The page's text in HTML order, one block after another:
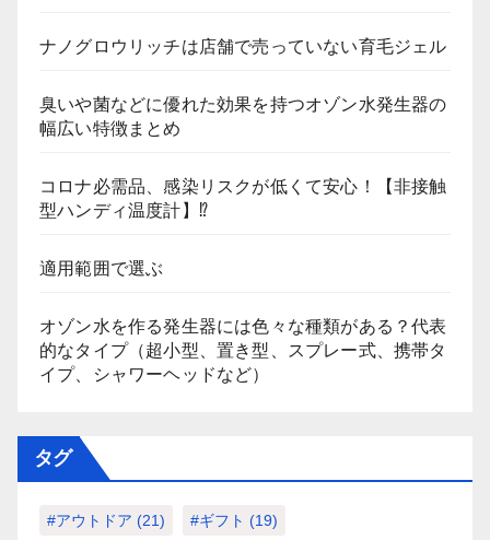
ナノグロウリッチは店舗で売っていない育毛ジェル
臭いや菌などに優れた効果を持つオゾン水発生器の
幅広い特徴まとめ
コロナ必需品、感染リスクが低くて安心！【非接触
型ハンディ温度計】⁉
適用範囲で選ぶ
オゾン水を作る発生器には色々な種類がある？代表
的なタイプ（超小型、置き型、スプレー式、携帯タ
イプ、シャワーヘッドなど）
タグ
#アウトドア (21) #ギフト (19)